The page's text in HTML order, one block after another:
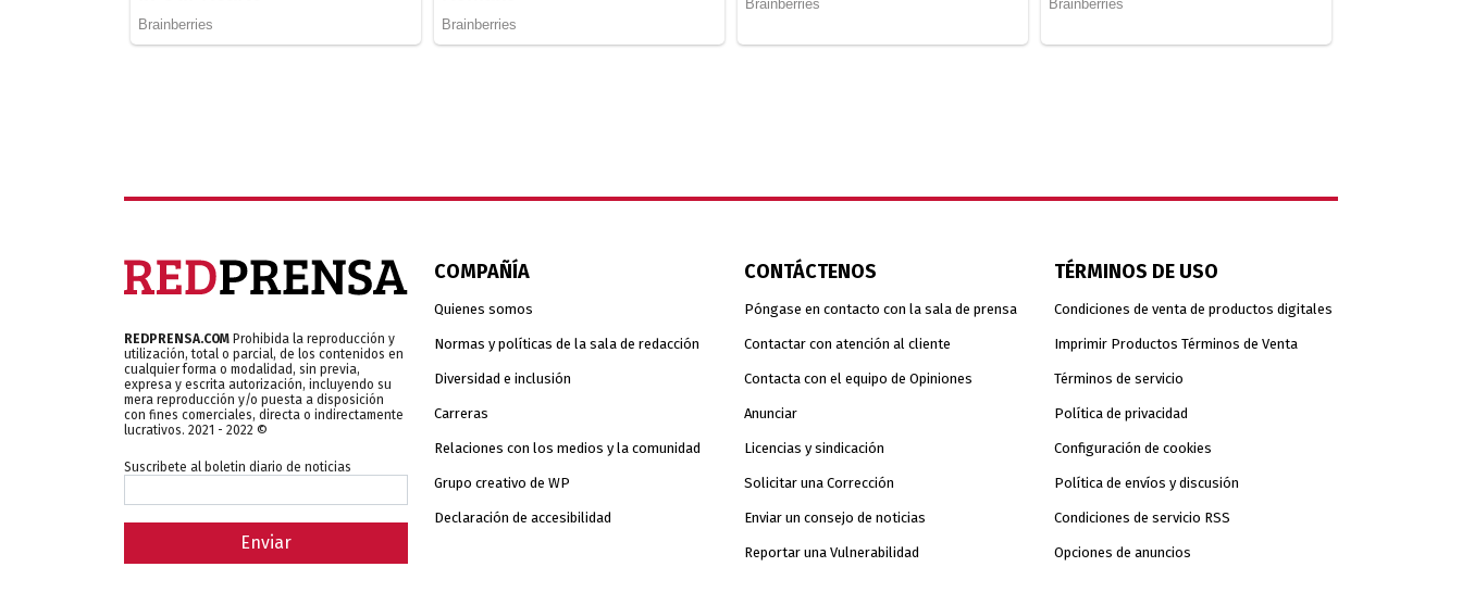
REDPRENSA.COM Prohibida la reproducción y
utilización, total o parcial, de los contenidos en
cualquier forma o modalidad, sin previa,
expresa y escrita autorización, incluyendo su
mera reproducción y/o puesta a disposición
con fines comerciales, directa o indirectamente
lucrativos. 2021 - 2022 ©
Suscribete al boletin diario de noticias
Enviar
COMPAÑÍA
Quienes somos
Normas y políticas de la sala de redacción
Diversidad e inclusión
Carreras
Relaciones con los medios y la comunidad
Grupo creativo de WP
Declaración de accesibilidad
CONTÁCTENOS
Póngase en contacto con la sala de prensa
Contactar con atención al cliente
Contacta con el equipo de Opiniones
Anunciar
Licencias y sindicación
Solicitar una Corrección
Enviar un consejo de noticias
Reportar una Vulnerabilidad
TÉRMINOS DE USO
Condiciones de venta de productos digitales
Imprimir Productos Términos de Venta
Términos de servicio
Política de privacidad
Configuración de cookies
Política de envíos y discusión
Condiciones de servicio RSS
Opciones de anuncios